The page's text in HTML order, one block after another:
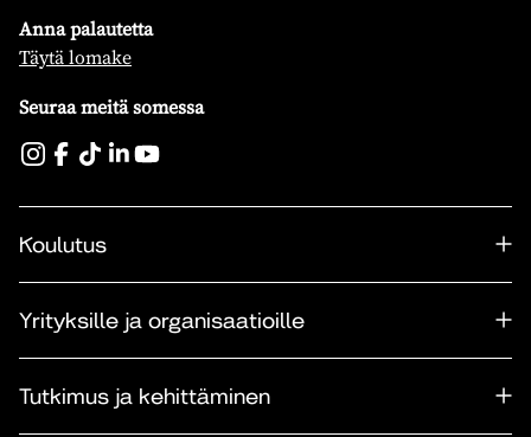
Anna palautetta
Täytä lomake
Seuraa meitä somessa
Koulutus
Yrityksille ja organisaatioille
Tutkimus ja kehittäminen